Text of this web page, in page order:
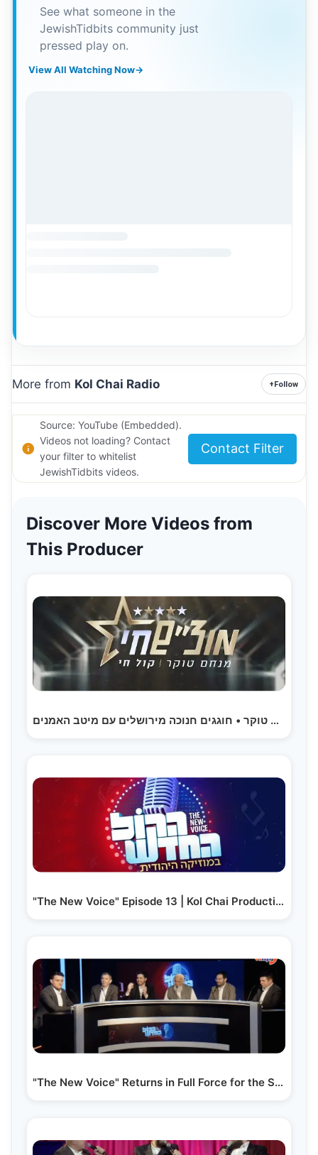
See what someone in the
JewishTidbits community just
pressed play on.
View All Watching Now→
More from Kol Chai Radio +Follow
Source: YouTube (Embedded).
Videos not loading? Contact
your filter to whitelist
JewishTidbits videos.
Contact Filter
Discover More Videos from
This Producer
מוצ"ש חי עם מנחם טוקר • חוגגים חנוכה מירושלים עם מיטב האמנים
"The New Voice" Episode 13 | Kol Chai Production
"The New Voice" Returns in Full Force for the Summer…